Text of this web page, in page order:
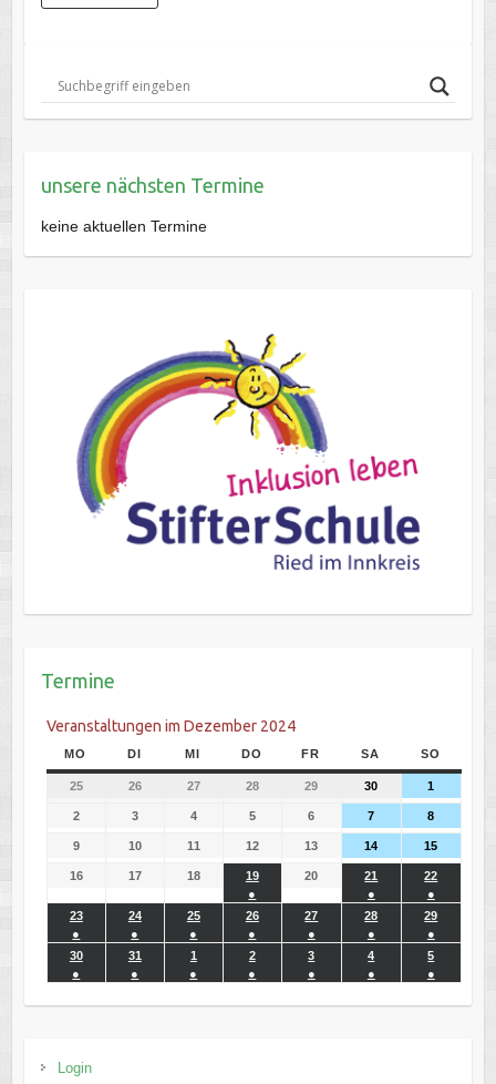
unsere nächsten Termine
keine aktuellen Termine
Termine
Veranstaltungen im Dezember 2024
MO DI MI DO FR SA SO
25 26 27 28 29 30 1
2 3 4 5 6 7 8
9 10 11 12 13 14 15
16 17 18
19
●
20
21
●
22
●
23
●
24
●
25
●
26
●
27
●
28
●
29
●
30
●
31
●
1
●
2
●
3
●
4
●
5
●
Login